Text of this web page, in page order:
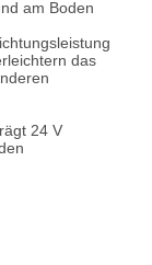
am Boden
das
24 V